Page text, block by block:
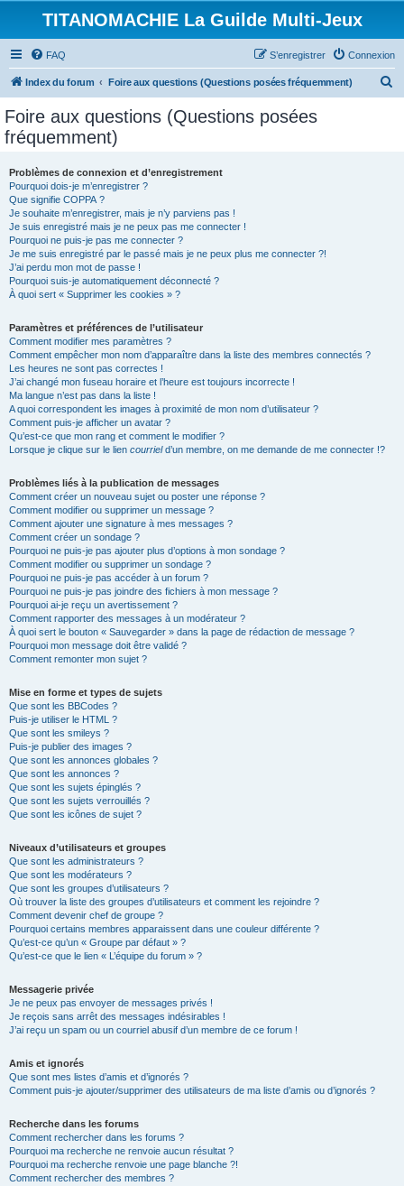
TITANOMACHIE La Guilde Multi-Jeux
FAQ Connexion
S’enregistrer
Index du forum Foire aux questions (Questions posées fréquemment)
Foire aux questions (Questions posées
fréquemment)
Problèmes de connexion et d’enregistrement
Pourquoi dois-je m’enregistrer ?
Que signifie COPPA ?
Je souhaite m’enregistrer, mais je n’y parviens pas !
Je suis enregistré mais je ne peux pas me connecter !
Pourquoi ne puis-je pas me connecter ?
Je me suis enregistré par le passé mais je ne peux plus me connecter ?!
J’ai perdu mon mot de passe !
Pourquoi suis-je automatiquement déconnecté ?
À quoi sert « Supprimer les cookies » ?
Paramètres et préférences de l’utilisateur
Comment modifier mes paramètres ?
Comment empêcher mon nom d’apparaître dans la liste des membres connectés ?
Les heures ne sont pas correctes !
J’ai changé mon fuseau horaire et l’heure est toujours incorrecte !
Ma langue n’est pas dans la liste !
A quoi correspondent les images à proximité de mon nom d’utilisateur ?
Comment puis-je afficher un avatar ?
Qu’est-ce que mon rang et comment le modifier ?
Lorsque je clique sur le lien courrield’un membre, on me demande de me connecter !?
Problèmes liés à la publication de messages
Comment créer un nouveau sujet ou poster une réponse ?
Comment modifier ou supprimer un message ?
Comment ajouter une signature à mes messages ?
Comment créer un sondage ?
Pourquoi ne puis-je pas ajouter plus d’options à mon sondage ?
Comment modifier ou supprimer un sondage ?
Pourquoi ne puis-je pas accéder à un forum ?
Pourquoi ne puis-je pas joindre des fichiers à mon message ?
Pourquoi ai-je reçu un avertissement ?
Comment rapporter des messages à un modérateur ?
À quoi sert le bouton « Sauvegarder » dans la page de rédaction de message ?
Pourquoi mon message doit être validé ?
Comment remonter mon sujet ?
Mise en forme et types de sujets
Que sont les BBCodes ?
Puis-je utiliser le HTML ?
Que sont les smileys ?
Puis-je publier des images ?
Que sont les annonces globales ?
Que sont les annonces ?
Que sont les sujets épinglés ?
Que sont les sujets verrouillés ?
Que sont les icônes de sujet ?
Niveaux d’utilisateurs et groupes
Que sont les administrateurs ?
Que sont les modérateurs ?
Que sont les groupes d’utilisateurs ?
Où trouver la liste des groupes d’utilisateurs et comment les rejoindre ?
Comment devenir chef de groupe ?
Pourquoi certains membres apparaissent dans une couleur différente ?
Qu’est-ce qu’un « Groupe par défaut » ?
Qu’est-ce que le lien « L’équipe du forum » ?
Messagerie privée
Je ne peux pas envoyer de messages privés !
Je reçois sans arrêt des messages indésirables !
J’ai reçu un spam ou un courriel abusif d’un membre de ce forum !
Amis et ignorés
Que sont mes listes d’amis et d’ignorés ?
Comment puis-je ajouter/supprimer des utilisateurs de ma liste d’amis ou d’ignorés ?
Recherche dans les forums
Comment rechercher dans les forums ?
Pourquoi ma recherche ne renvoie aucun résultat ?
Pourquoi ma recherche renvoie une page blanche ?!
Comment rechercher des membres ?